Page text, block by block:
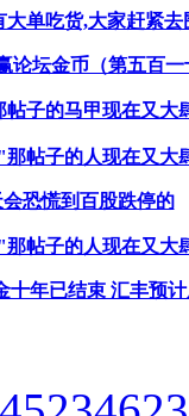
大单吃货,大家赶紧去
论坛金币（第五百一
子的马甲现在又大
帖子的人现在又大
恐慌到百股跌停的
帖子的人现在又大
十年已结束 汇丰预